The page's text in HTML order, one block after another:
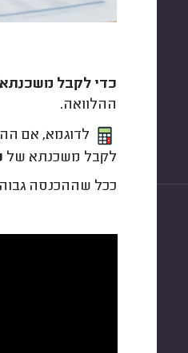
כדי לקבל
ההלוואה.
לדוגמא, אם
לקבל משכנתא של
ככל שההכנסה